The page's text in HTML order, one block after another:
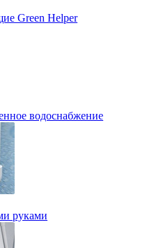
Green Helper
водоснабжение
руками